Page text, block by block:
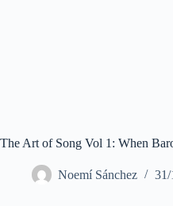
The Art of Song Vol 1: When
Noemí Sánchez 31/